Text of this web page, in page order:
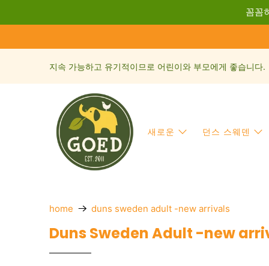
꼼꼼
지속 가능하고 유기적이므로 어린이와 부모에게 좋습니다.
새로운 던스 스웨덴
home duns sweden adult -new arrivals
Duns Sweden Adult -new